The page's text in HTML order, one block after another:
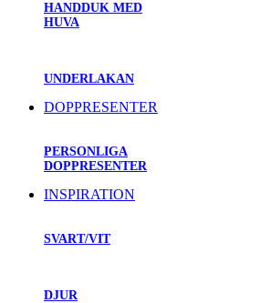
HANDDUK MED
HUVA
UNDERLAKAN
DOPPRESENTER
PERSONLIGA
DOPPRESENTER
INSPIRATION
SVART/VIT
DJUR